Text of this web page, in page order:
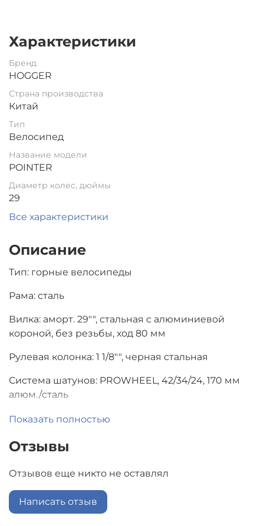
Характеристики
Бренд
HOGGER
Страна производства
Китай
Тип
Велосипед
Название модели
POINTER
Диаметр колес, дюймы
29
Все характеристики
Описание
Тип: горные велосипеды
Рама: сталь
Вилка: аморт. 29"", стальная с алюминиевой
короной, без резьбы, ход 80 мм
Рулевая колонка: 1 1/8"", черная стальная
Система шатунов: PROWHEEL, 42/34/24, 170 мм
алюм./сталь
Педали: 9/16"" платформы, с подшипниками,
Каретка: картридж закрытоого типа
Тещотка: 14-28 зубьев
Цепь: 7 скор. 1/2х3/32, 114L
Показать полностью
Отзывы
Отзывов еще никто не оставлял
Написать отзыв